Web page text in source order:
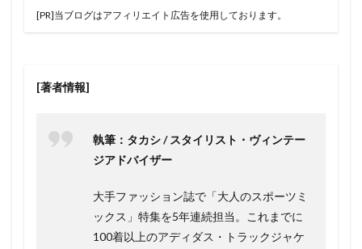
[PR]当ブログはアフィリエイト広告を使用しております。
[著者情報]
執筆：タカシ / スタイリスト・ヴィンテー
ジアドバイザー
大手ファッション誌で「大人のスポーツミ
ックス」特集を5年連続担当。これまでに
100着以上のアディダス・トラックジャケ